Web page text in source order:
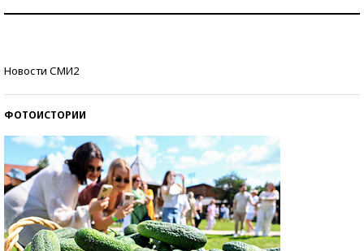
Новости СМИ2
ФОТОИСТОРИИ